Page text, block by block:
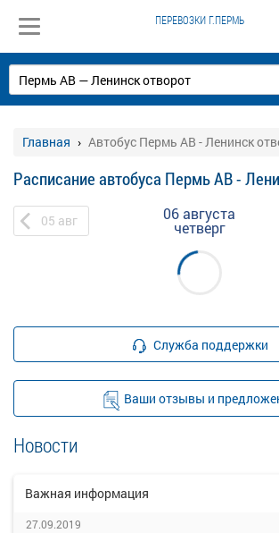
ПЕРЕВОЗКИ Г.ПЕРМЬ
Главная Автобус Пермь АВ - Ленинск
Расписание автобуса Пермь АВ -
05 авг 06 августа
четверг
Служба поддержки
Ваши отзывы и
Новости
Важная информация
27.09.2019